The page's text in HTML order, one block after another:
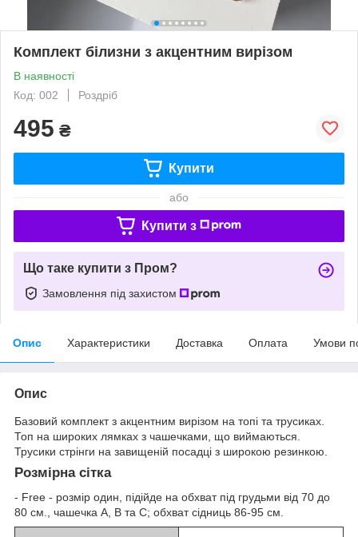
Комплект білизни з акцентним вирізом
В наявності
Код: 002
Роздріб
495 ₴
Купити
або
Купити з
Що таке купити з Пром?
Замовлення під захистом
Опис Характеристики Доставка Оплата Умови
Опис
Базовий комплект з акцентним вирізом на топі та трусиках.
Топ на широких лямках з чашечками, що виймаються.
Трусики стрінги на завищеній посадці з широкою резинкою.
Розмірна сітка
- Free - розмір один, підійде на обхват під грудьми від 70 до
80 см., чашечка А, В та С; обхват сідниць 86-95 см.